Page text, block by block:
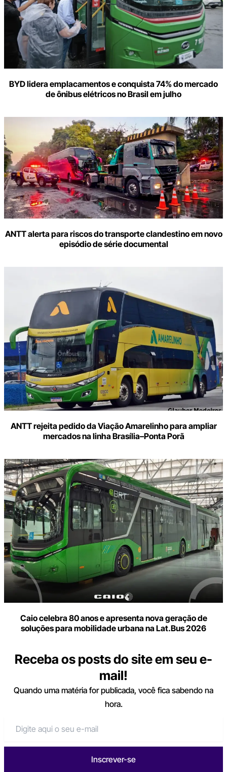
BYD lidera emplacamentos e conquista 74% do mercado
de ônibus elétricos no Brasil em julho
ANTT alerta para riscos do transporte clandestino em novo
episódio de série documental
ANTT rejeita pedido da Viação Amarelinho para ampliar
mercados na linha Brasília–Ponta Porã
Caio celebra 80 anos e apresenta nova geração de
soluções para mobilidade urbana na Lat.Bus 2026
Receba os posts do site em seu e-
mail!
Quando uma matéria for publicada, você fica sabendo na
hora.
Inscrever-se